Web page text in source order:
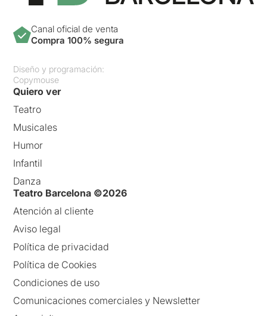
Canal oficial de venta
Compra 100% segura
Diseño y programación:
Copymouse
Quiero ver
Teatro
Musicales
Humor
Infantil
Danza
Teatro Barcelona ©2026
Atención al cliente
Aviso legal
Política de privacidad
Política de Cookies
Condiciones de uso
Comunicaciones comerciales y Newsletter